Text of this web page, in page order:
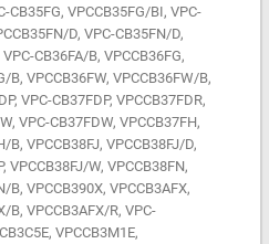
CB35FG, VPCCB35FG/BI, VPC-
D, VPC-CB35FN/D,
CB36FA/B, VPCCB36FG,
B, VPCCB36FW, VPCCB36FW/B,
VPC-CB37FDP, VPCCB37FDR,
VPC-CB37FDW, VPCCB37FH,
B, VPCCB38FJ, VPCCB38FJ/D,
VPCCB38FJ/W, VPCCB38FN,
B, VPCCB390X, VPCCB3AFX,
B, VPCCB3AFX/R, VPC-
VPCCB3M1E,